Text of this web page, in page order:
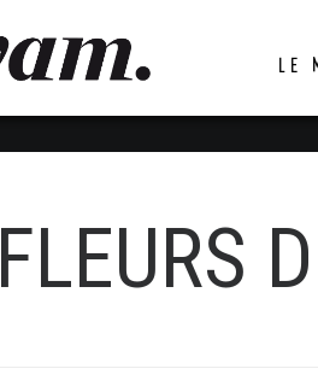
LE
FLEURS